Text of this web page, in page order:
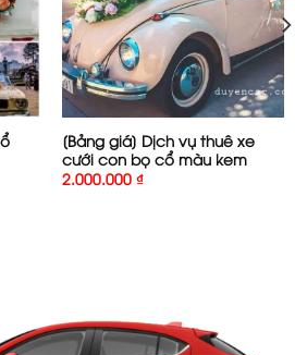
[Bảng giá] Dịch vụ thuê xe
cưới con bọ cổ màu kem
2.000.000 ₫